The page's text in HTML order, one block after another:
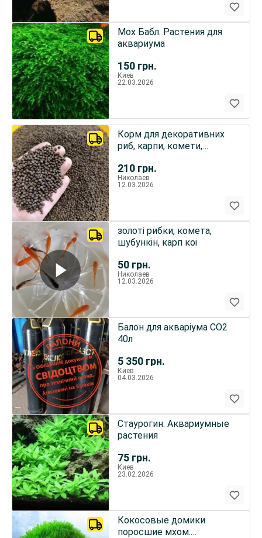
150 грн.
Мох Бабл. Растения для
аквариума
Киев
22.03.2026
210 грн.
Корм для декоративних
риб, карпи, комети,
Николаев
12.03.2026
50 грн.
золоті рибки, комета,
шубункін, карп коі
Николаев
12.03.2026
5 350 грн.
Балон для акваріума CO2
40л
Киев
04.03.2026
75 грн.
Стаурогин. Аквариумные
растения
Киев
23.02.2026
Кокосовые домики
поросшие мхом.